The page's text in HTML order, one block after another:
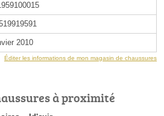
2010
Éditer les informations de mon magasin de chaussures
à proximité